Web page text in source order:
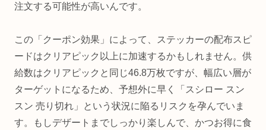
注文する可能性が高いんです。
この「クーポン効果」によって、ステッカーの配布スピ
ードはクリアピック以上に加速するかもしれません。供
給数はクリアピックと同じ46.8万枚ですが、幅広い層が
ターゲットになるため、予想外に早く「スシロー スン
スン 売り切れ」という状況に陥るリスクを孕んでいま
す。もしデザートまでしっかり楽しんで、かつお得に食